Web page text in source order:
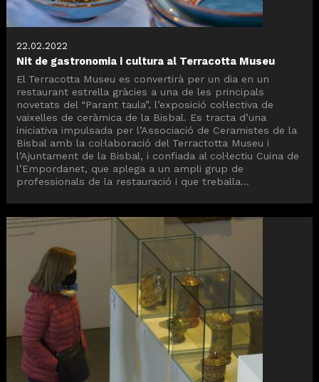
22.02.2022
Nit de gastronomia i cultura al Terracotta Museu
El Terracotta Museu es convertirà per un dia en un
restaurant estrella gràcies a una de les principals
novetats del “Parant taula”, l’exposició col·lectiva de
vaixelles de ceràmica de la Bisbal. Es tracta d’una
iniciativa impulsada per l’Associació de Ceramistes de la
Bisbal amb la col·laboració del Terractotta Museu i
l’Ajuntament de la Bisbal, i confiada al col·lectiu Cuina de
l’Empordanet, que aplega a un ampli grup de
professionals de la restauració i que treballa...